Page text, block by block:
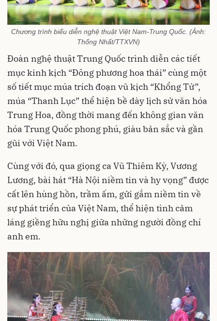
Chương trình biểu diễn nghệ thuật Việt Nam-Trung Quốc. (Ảnh:
Thống Nhất/TTXVN)
Đoàn nghệ thuật Trung Quốc trình diễn các tiết
mục kinh kịch “Đông phương hoa thái” cùng một
số tiết mục múa trích đoạn vũ kịch “Khổng Tử”,
múa “Thanh Lục” thể hiện bề dày lịch sử văn hóa
Trung Hoa, đồng thời mang đến không gian văn
hóa Trung Quốc phong phú, giàu bản sắc và gần
gũi với Việt Nam.
Cùng với đó, qua giọng ca Vũ Thiêm Kỳ, Vương
Lương, bài hát “Hà Nội niềm tin và hy vọng” được
cất lên hùng hồn, trầm ấm, gửi gắm niềm tin về
sự phát triển của Việt Nam, thể hiện tình cảm
láng giềng hữu nghị giữa những người đồng chí
anh em.